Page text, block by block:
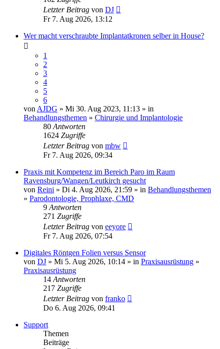
Letzter Beitrag von DJ
Fr 7. Aug 2026, 13:12
Wer macht verschraubte Implantatkronen selber in House?
1
2
3
4
5
6
von AJDG » Mi 30. Aug 2023, 11:13 » in
Behandlungsthemen » Chirurgie und Implantologie
80 Antworten
1624 Zugriffe
Letzter Beitrag von mbw
Fr 7. Aug 2026, 09:34
Praxis mit Kompetenz im Bereich Paro im Raum
Ravensburg/Wangen/Leutkirch gesucht
von Reini » Di 4. Aug 2026, 21:59 » in Behandlungsthemen
» Parodontologie, Prophlaxe, CMD
9 Antworten
271 Zugriffe
Letzter Beitrag von eeyore
Fr 7. Aug 2026, 07:54
Digitales Röntgen Folien versus Sensor
von DJ » Mi 5. Aug 2026, 10:14 » in Praxisausrüstung »
Praxisausrüstung
14 Antworten
217 Zugriffe
Letzter Beitrag von franko
Do 6. Aug 2026, 09:41
Support
Themen
Beiträge